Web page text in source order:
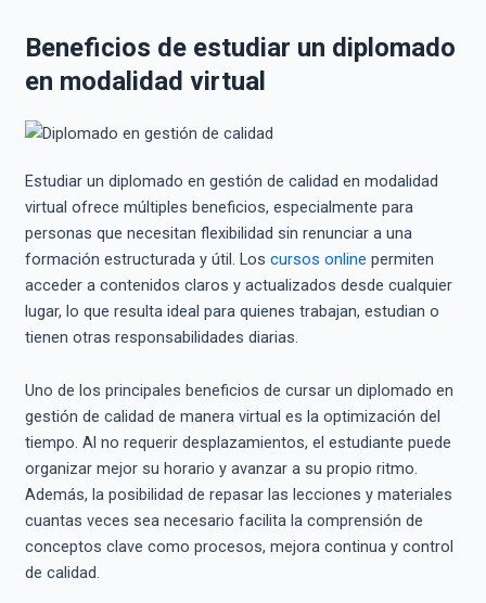
Beneficios de estudiar un diplomado
en modalidad virtual
Estudiar un diplomado en gestión de calidad en modalidad
virtual ofrece múltiples beneficios, especialmente para
personas que necesitan flexibilidad sin renunciar a una
formación estructurada y útil. Los cursos online permiten
acceder a contenidos claros y actualizados desde cualquier
lugar, lo que resulta ideal para quienes trabajan, estudian o
tienen otras responsabilidades diarias.
Uno de los principales beneficios de cursar un diplomado en
gestión de calidad de manera virtual es la optimización del
tiempo. Al no requerir desplazamientos, el estudiante puede
organizar mejor su horario y avanzar a su propio ritmo.
Además, la posibilidad de repasar las lecciones y materiales
cuantas veces sea necesario facilita la comprensión de
conceptos clave como procesos, mejora continua y control
de calidad.